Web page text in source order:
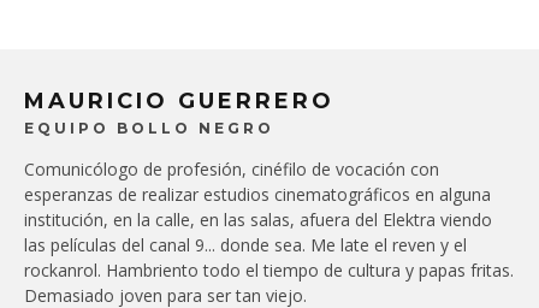
MAURICIO GUERRERO
EQUIPO BOLLO NEGRO
Comunicólogo de profesión, cinéfilo de vocación con
esperanzas de realizar estudios cinematográficos en alguna
institución, en la calle, en las salas, afuera del Elektra viendo
las películas del canal 9... donde sea. Me late el reven y el
rockanrol. Hambriento todo el tiempo de cultura y papas fritas.
Demasiado joven para ser tan viejo.